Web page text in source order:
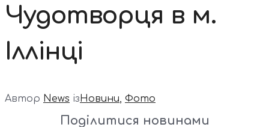
Чудотворця в м.
Іллінці
Автор News ізНовини, Фото
Поділитися новинами